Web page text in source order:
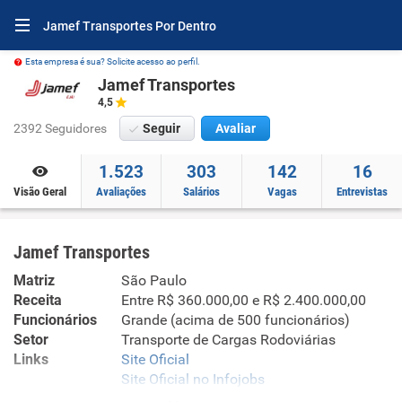
Jamef Transportes Por Dentro
Esta empresa é sua? Solicite acesso ao perfil.
Jamef Transportes
4,5
2392 Seguidores Seguir Avaliar
Visão Geral
1.523
Avaliações
303
Salários
142
Vagas
16
Entrevistas
Jamef Transportes
Matriz
São Paulo
Receita
Entre R$ 360.000,00 e R$ 2.400.000,00
Funcionários
Grande (acima de 500 funcionários)
Setor
Transporte de Cargas Rodoviárias
Links
Site Oficial
Site Oficial no Infojobs